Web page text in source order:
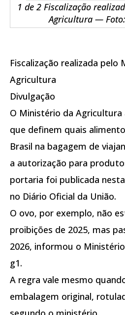
1 de 2 Fiscalização
Agricultura —
Fiscalização realizada pelo
Agricultura
Divulgação
O Ministério da
que definem quais
Brasil na bagagem de
a autorização para
portaria foi publicada
no Diário Oficial da União.
O ovo, por exemplo, não
proibições de 2025, mas
2026, informou o
g1.
A regra vale mesmo
embalagem original,